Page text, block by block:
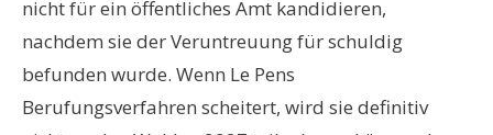
nicht für ein öffentliches Amt kandidieren,
nachdem sie der Veruntreuung für schuldig
befunden wurde. Wenn Le Pens
Berufungsverfahren scheitert, wird sie definitiv